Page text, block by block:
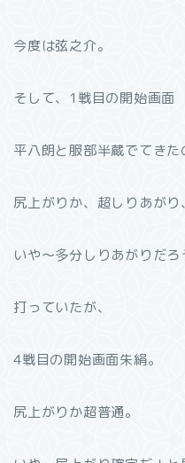
今度は弦之介。
そして、1戦目の開始画面
平八朗と服部半蔵でてきた
尻上がりか、超しりあがり、
いや〜多分しりあがりだろ
打っていたが、
4戦目の開始画面朱絹。
尻上がりか超普通。